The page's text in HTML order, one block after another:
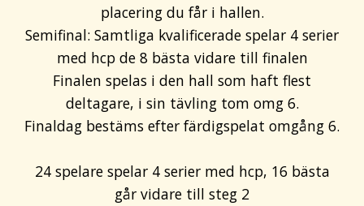
placering du får i hallen.
Semifinal: Samtliga kvalificerade spelar 4 serier
med hcp de 8 bästa vidare till finalen
Finalen spelas i den hall som haft flest
deltagare, i sin tävling tom omg 6.
Finaldag bestäms efter färdigspelat omgång 6.
24 spelare spelar 4 serier med hcp, 16 bästa
går vidare till steg 2